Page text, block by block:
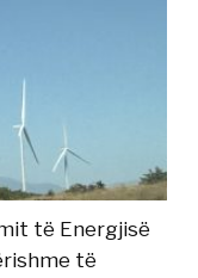
të Energjisë
të